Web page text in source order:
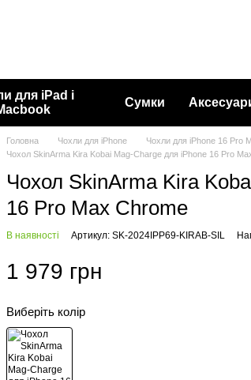
для iPad і
Сумки
Головна Чохли для iPhone
Чохли для iPhone 16 Pro
Чохол SkinArma Kira Kobai Mag-Charge для iPhone 16 Pro
Чохол SkinArma Kira
16 Pro Max Chrome
В наявності Артикул: SK-2024IPP69-KIRAB-SIL
1 979 грн
Виберіть колір